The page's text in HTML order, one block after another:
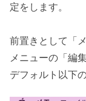
定をします。
前置きとして「
メニューの「編
デフォルト以下